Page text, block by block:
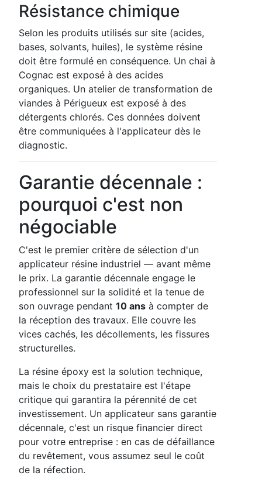
Résistance chimique
Selon les produits utilisés sur site (acides,
bases, solvants, huiles), le système résine
doit être formulé en conséquence. Un chai à
Cognac est exposé à des acides
organiques. Un atelier de transformation de
viandes à Périgueux est exposé à des
détergents chlorés. Ces données doivent
être communiquées à l'applicateur dès le
diagnostic.
Garantie décennale :
pourquoi c'est non
négociable
C'est le premier critère de sélection d'un
applicateur résine industriel — avant même
le prix. La garantie décennale engage le
professionnel sur la solidité et la tenue de
son ouvrage pendant 10 ans à compter de
la réception des travaux. Elle couvre les
vices cachés, les décollements, les fissures
structurelles.
La résine époxy est la solution technique,
mais le choix du prestataire est l'étape
critique qui garantira la pérennité de cet
investissement. Un applicateur sans garantie
décennale, c'est un risque financier direct
pour votre entreprise : en cas de défaillance
du revêtement, vous assumez seul le coût
de la réfection.